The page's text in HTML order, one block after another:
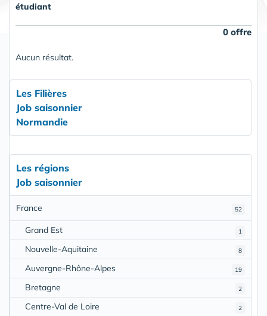
étudiant
0 offre
Aucun résultat.
Les Filières
Job saisonnier
Normandie
Les régions
Job saisonnier
52
France
1
Grand Est
8
Nouvelle-Aquitaine
19
Auvergne-Rhône-Alpes
2
Bretagne
2
Centre-Val de Loire